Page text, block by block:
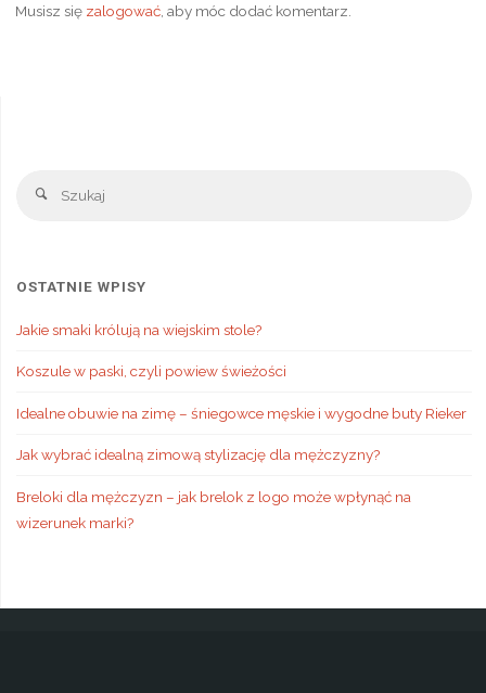
Musisz się zalogować, aby móc dodać komentarz.
Szukaj
OSTATNIE WPISY
Jakie smaki królują na wiejskim stole?
Koszule w paski, czyli powiew świeżości
Idealne obuwie na zimę – śniegowce męskie i wygodne buty Rieker
Jak wybrać idealną zimową stylizację dla mężczyzny?
Breloki dla mężczyzn – jak brelok z logo może wpłynąć na
wizerunek marki?